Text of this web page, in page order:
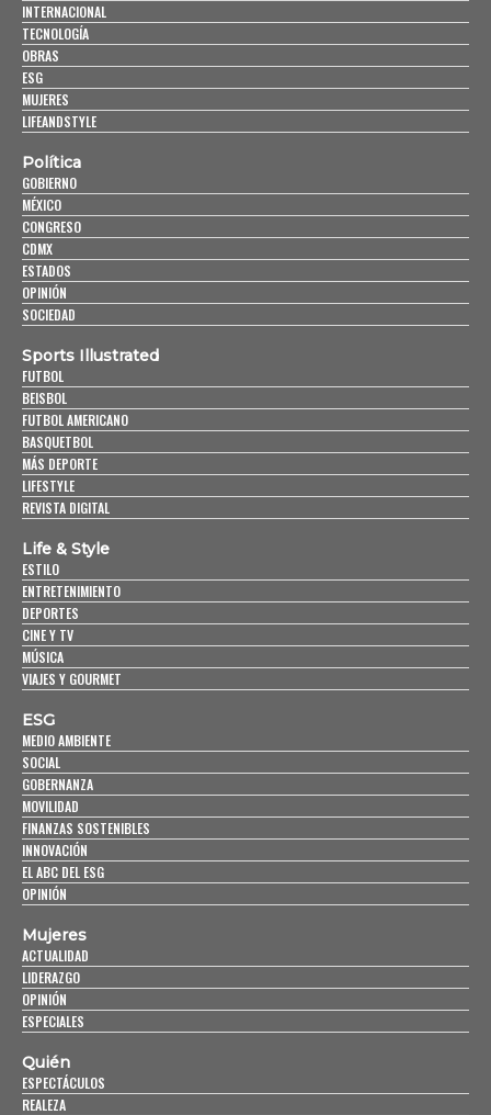
INTERNACIONAL
TECNOLOGÍA
OBRAS
ESG
MUJERES
LIFEANDSTYLE
Política
GOBIERNO
MÉXICO
CONGRESO
CDMX
ESTADOS
OPINIÓN
SOCIEDAD
Sports Illustrated
FUTBOL
BEISBOL
FUTBOL AMERICANO
BASQUETBOL
MÁS DEPORTE
LIFESTYLE
REVISTA DIGITAL
Life & Style
ESTILO
ENTRETENIMIENTO
DEPORTES
CINE Y TV
MÚSICA
VIAJES Y GOURMET
ESG
MEDIO AMBIENTE
SOCIAL
GOBERNANZA
MOVILIDAD
FINANZAS SOSTENIBLES
INNOVACIÓN
EL ABC DEL ESG
OPINIÓN
Mujeres
ACTUALIDAD
LIDERAZGO
OPINIÓN
ESPECIALES
Quién
ESPECTÁCULOS
REALEZA